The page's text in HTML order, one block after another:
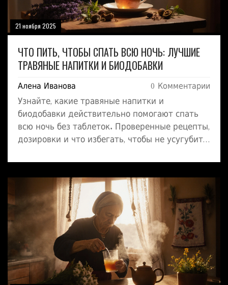
21 ноября 2025
ЧТО ПИТЬ, ЧТОБЫ СПАТЬ ВСЮ НОЧЬ: ЛУЧШИЕ
ТРАВЯНЫЕ НАПИТКИ И БИОДОБАВКИ
Алена Иванова 0 Комментарии
Узнайте, какие травяные напитки и
биодобавки действительно помогают спать
всю ночь без таблеток. Проверенные рецепты,
дозировки и что избегать, чтобы не усугубить